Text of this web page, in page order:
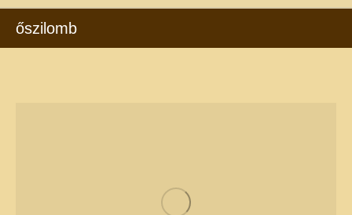
őszilomb